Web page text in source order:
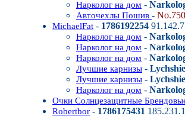
Нарколог на дом -
Авточехлы Пошив -
MichaelFat - 1786192254
Нарколог на дом -
Нарколог на дом -
Нарколог на дом -
Лучшие карнизы -
Лучшие карнизы -
Нарколог на дом -
Очки Солнцезащитные
Robertbor - 1786175431